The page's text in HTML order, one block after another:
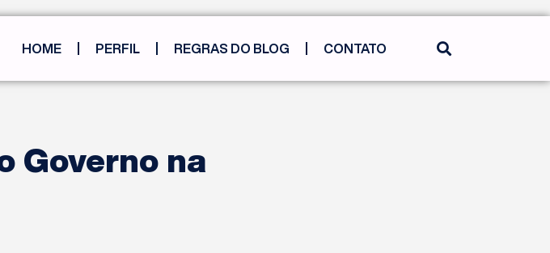
HOME PERFIL REGRAS DO BLOG CONTATO
Governo na